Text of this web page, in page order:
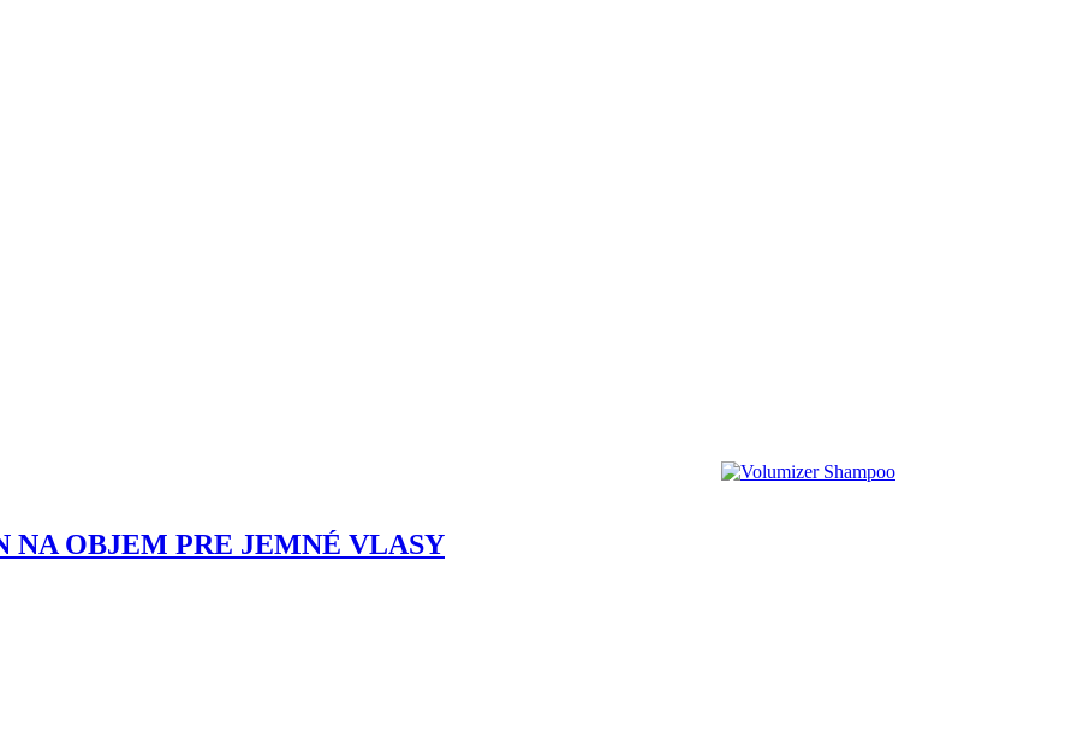
NA OBJEM PRE JEMNÉ VLASY